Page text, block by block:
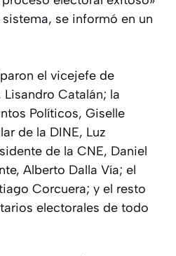
se informó en un
el vicejefe de
Catalán; la
Políticos, Giselle
de la DINE, Luz
de la CNE, Daniel
Alberto Dalla Vía; el
Corcuera; y el resto
electorales de todo